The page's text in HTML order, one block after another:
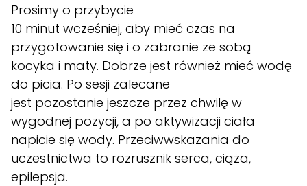
Prosimy o przybycie
10 minut wcześniej, aby mieć czas na
przygotowanie się i o zabranie ze sobą
kocyka i maty. Dobrze jest również mieć wodę
do picia. Po sesji zalecane
jest pozostanie jeszcze przez chwilę w
wygodnej pozycji, a po aktywizacji ciała
napicie się wody. Przeciwwskazania do
uczestnictwa to rozrusznik serca, ciąża,
epilepsja.